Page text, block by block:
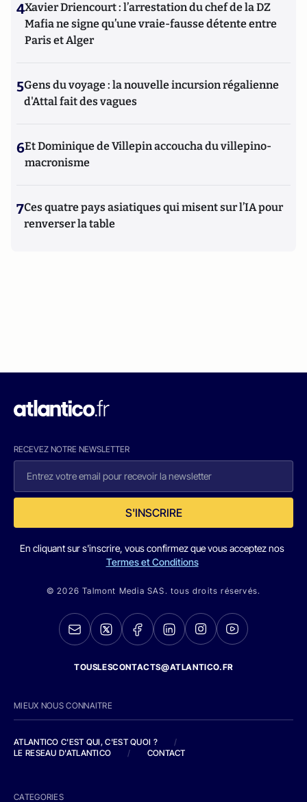
4Xavier Driencourt : l’arrestation du chef de la DZ
Mafia ne signe qu’une vraie-fausse détente entre
Paris et Alger
5Gens du voyage : la nouvelle incursion régalienne
d'Attal fait des vagues
6Et Dominique de Villepin accoucha du villepino-
macronisme
7Ces quatre pays asiatiques qui misent sur l’IA pour
renverser la table
RECEVEZ NOTRE NEWSLETTER
S'INSCRIRE
En cliquant sur s'inscrire, vous confirmez que vous acceptez nos
Termes et Conditions
© 2026 Talmont Media SAS. tous droits réservés.
TOUSLESCONTACTS@ATLANTICO.FR
MIEUX NOUS CONNAITRE
ATLANTICO C'EST QUI, C'EST QUOI ?
/
LE RESEAU D'ATLANTICO
/ CONTACT
CATEGORIES